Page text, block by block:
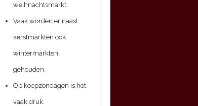
weihnachtsmarkt.
Vaak worden er naast
kerstmarkten ook
wintermarkten
gehouden.
Op koopzondagen is het
vaak druk.